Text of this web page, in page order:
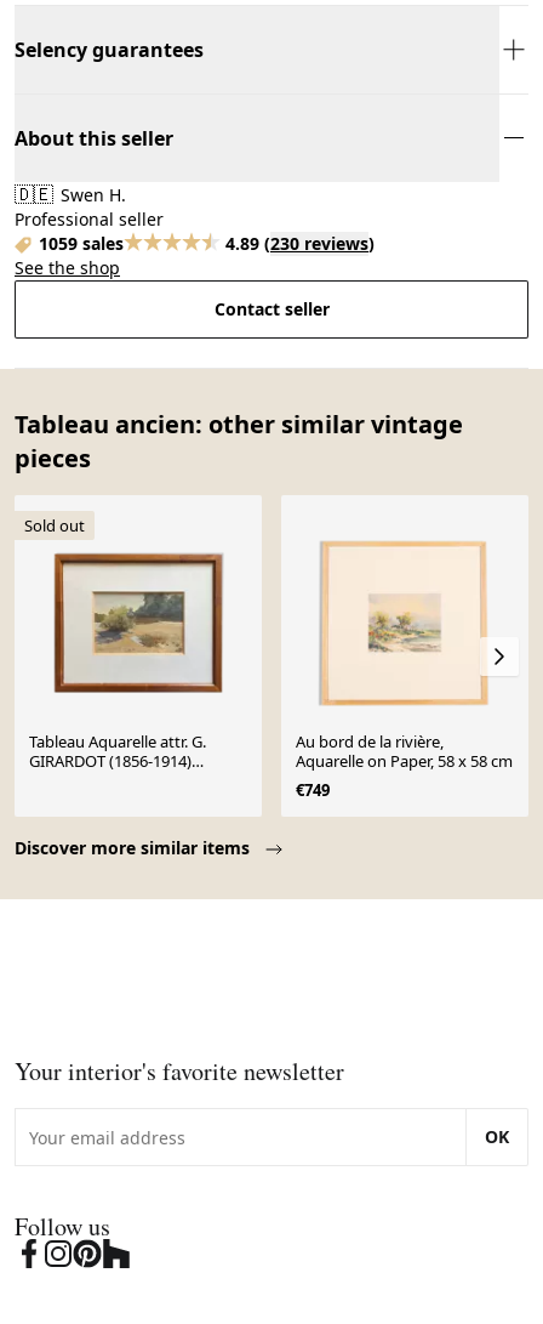
Selency guarantees
About this seller
🇩🇪 Swen H.
Professional seller
1059 sales
4.89 (230 reviews)
See the shop
Contact seller
Tableau ancien: other similar vintage
pieces
Discover more similar items
Sold out
Tableau Aquarelle attr. G.
GIRARDOT (1856-1914)
Au bord de la rivière,
Aquarelle on Paper, 58 x 58 cm
€749
Your interior's favorite newsletter
OK
Follow us